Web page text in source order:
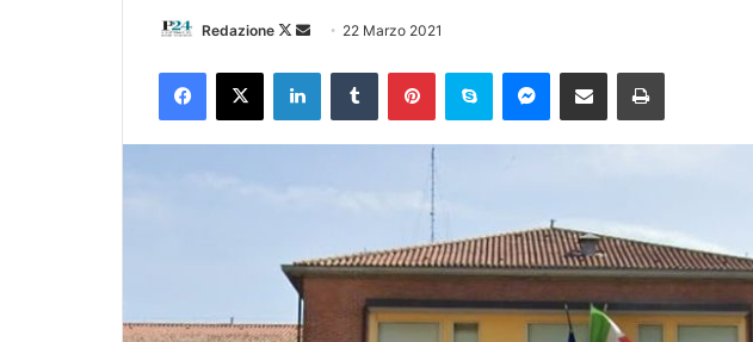
Redazione
Follow
Invia 22 Marzo 2021
Facebook
X LinkedInTumblr PinterestSkype Messenger
Condividi via mail Stampa